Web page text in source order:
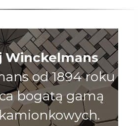
Winckelmans
od 1894 roku
bogatą gamą